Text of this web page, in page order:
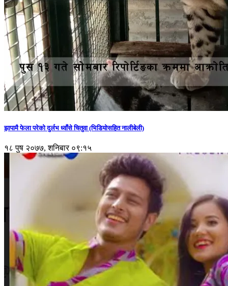
झापामै फेला परेको दुर्लभ ध्वाँसे चितुवा (भिडियोसहित नालीबेली)
१८ पुष २०७७, शनिबार ०९:१५